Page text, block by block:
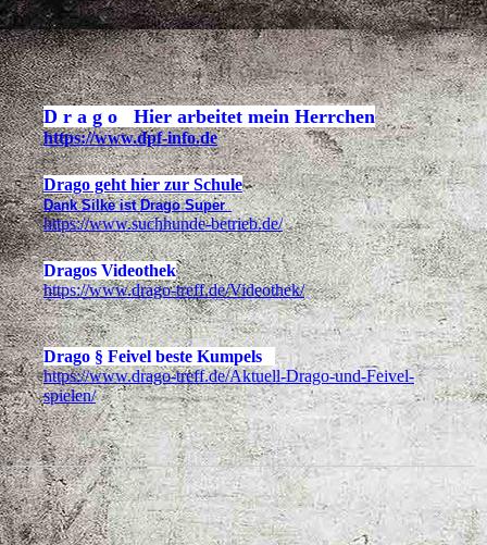
D r a g o Hier arbeitet mein Herrchen
https://www.dpf-info.de
Drago geht hier zur Schule
Dank Silke ist Drago Super
https://www.suchhunde-betrieb.de/
Dragos Videothek
https://www.drago-treff.de/Videothek/
Drago § Feivel beste Kumpels
https://www.drago-treff.de/Aktuell-Drago-und-Feivel-
spielen/